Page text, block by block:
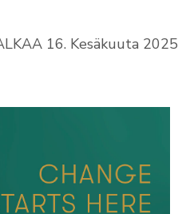
16. Kesäkuuta 2025